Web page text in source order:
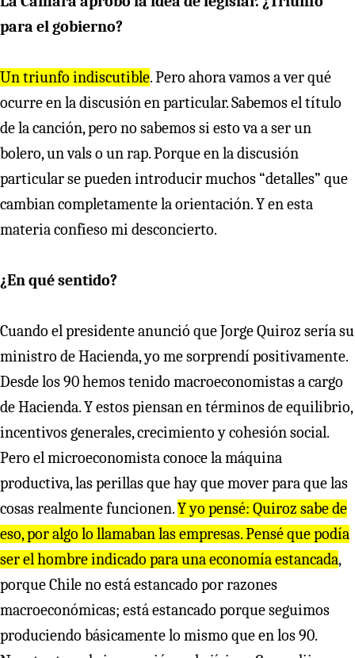
para el gobierno?
Un triunfo indiscutible. Pero ahora vamos a ver qué
ocurre en la discusión en particular. Sabemos el título
de la canción, pero no sabemos si esto va a ser un
bolero, un vals o un rap. Porque en la discusión
particular se pueden introducir muchos “detalles” que
cambian completamente la orientación. Y en esta
materia confieso mi desconcierto.
¿En qué sentido?
Cuando el presidente anunció que Jorge Quiroz sería su
ministro de Hacienda, yo me sorprendí positivamente.
Desde los 90 hemos tenido macroeconomistas a cargo
de Hacienda. Y estos piensan en términos de equilibrio,
incentivos generales, crecimiento y cohesión social.
Pero el microeconomista conoce la máquina
productiva, las perillas que hay que mover para que las
cosas realmente funcionen.Y yo pensé: Quiroz sabe de
eso, por algo lo llamaban las empresas. Pensé que podía
ser el hombre indicado para una economía estancada,
porque Chile no está estancado por razones
macroeconómicas; está estancado porque seguimos
produciendo básicamente lo mismo que en los 90.